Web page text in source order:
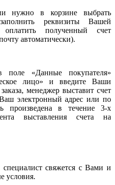
нужно в корзине выбрать
реквизиты Вашей
полученный счет
автоматически).
«Данные покупателя»
лицо» и введите Ваши
менеджер выставит счет
электронный адрес или по
произведена в течение 3-х
выставления счета на
свяжется с Вами и
условия.